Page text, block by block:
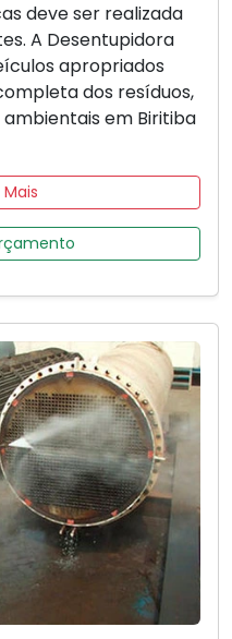
deve ser realizada
A Desentupidora
apropriados
dos resíduos,
em Biritiba